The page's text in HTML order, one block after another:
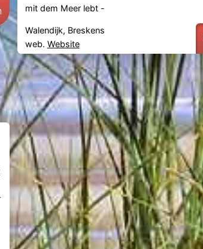
mit dem Meer lebt -
Walendijk, Breskens
web. Website